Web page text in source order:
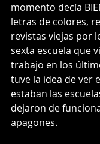
momento decía
letras de colores,
revistas viejas por
sexta escuela que
trabajo en los
tuve la idea de ver
estaban las
dejaron de
apagones.